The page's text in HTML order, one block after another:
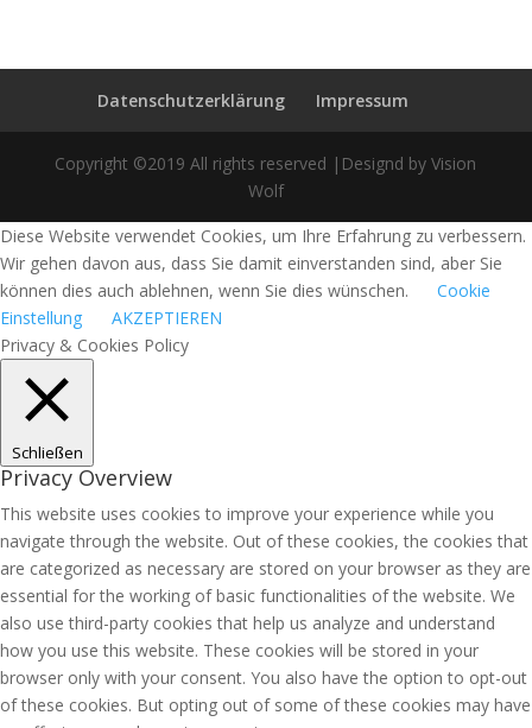
Datenschutzerklärung Impressum
Copyright ©2019 All rights reserved |Designd by Vision
Wolf
Diese Website verwendet Cookies, um Ihre Erfahrung zu verbessern.
Wir gehen davon aus, dass Sie damit einverstanden sind, aber Sie
können dies auch ablehnen, wenn Sie dies wünschen.
Cookie
Einstellung
AKZEPTIEREN
Privacy & Cookies Policy
Schließen
Privacy Overview
This website uses cookies to improve your experience while you
navigate through the website. Out of these cookies, the cookies that
are categorized as necessary are stored on your browser as they are
essential for the working of basic functionalities of the website. We
also use third-party cookies that help us analyze and understand
how you use this website. These cookies will be stored in your
browser only with your consent. You also have the option to opt-out
of these cookies. But opting out of some of these cookies may have